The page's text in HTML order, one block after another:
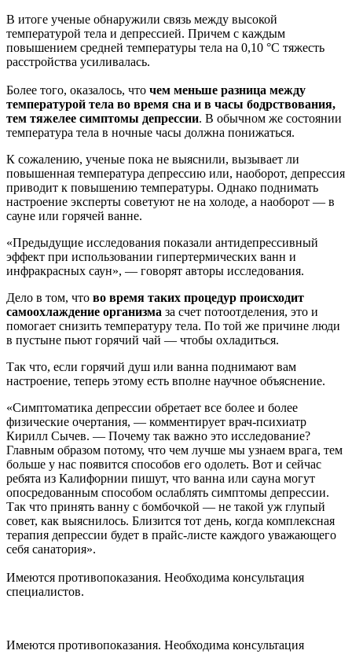
В итоге ученые обнаружили связь между высокой
температурой тела и депрессией. Причем с каждым
повышением средней температуры тела на 0,10 °C тяжесть
расстройства усиливалась.
Более того, оказалось, что чем меньше разница между
температурой тела во время сна и в часы бодрствования,
тем тяжелее симптомы депрессии. В обычном же состоянии
температура тела в ночные часы должна понижаться.
К сожалению, ученые пока не выяснили, вызывает ли
повышенная температура депрессию или, наоборот, депрессия
приводит к повышению температуры. Однако поднимать
настроение эксперты советуют не на холоде, а наоборот — в
сауне или горячей ванне.
«Предыдущие исследования показали антидепрессивный
эффект при использовании гипертермических ванн и
инфракрасных саун», — говорят авторы исследования.
Дело в том, что во время таких процедур происходит
самоохлаждение организма за счет потоотделения, это и
помогает снизить температуру тела. По той же причине люди
в пустыне пьют горячий чай — чтобы охладиться.
Так что, если горячий душ или ванна поднимают вам
настроение, теперь этому есть вполне научное объяснение.
«Симптоматика депрессии обретает все более и более
физические очертания, — комментирует врач-психиатр
Кирилл Сычев. — Почему так важно это исследование?
Главным образом потому, что чем лучше мы узнаем врага, тем
больше у нас появится способов его одолеть. Вот и сейчас
ребята из Калифорнии пишут, что ванна или сауна могут
опосредованным способом ослаблять симптомы депрессии.
Так что принять ванну с бомбочкой — не такой уж глупый
совет, как выяснилось. Близится тот день, когда комплексная
терапия депрессии будет в прайс-листе каждого уважающего
себя санатория».
Имеются противопоказания. Необходима консультация
специалистов.
Имеются противопоказания. Необходима консультация